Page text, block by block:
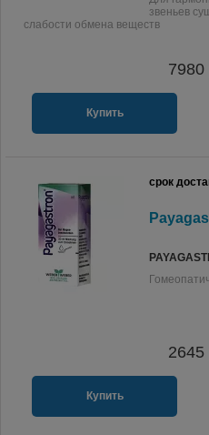
звеньев
слабости обмена веществ
7980
Купить
срок
2645
Купить